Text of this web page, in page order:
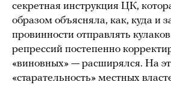
секретная инструкция ЦК,
образом объясняла, как, куда и
провинности отправлять
репрессий постепенно
«виновных» — расширялся. На
«старательность» местных